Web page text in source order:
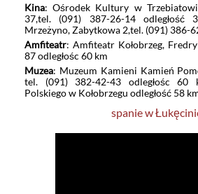
Kina: Ośrodek Kultury w
37,tel. (091) 387-26-14
Mrzeżyno, Zabytkowa 2,tel. (091) 386-
Amfiteatr: Amfiteatr Kołobrzeg,
87 odległośc 60 km
Muzea: Muzeum Kamieni Kamień
tel. (091) 382-42-43 odległośc 60
Polskiego w Kołobrzegu odległość 58
spanie w